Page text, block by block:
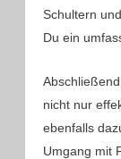
Schultern
Du ein
nicht nur
ebenfalls
Umgang mit